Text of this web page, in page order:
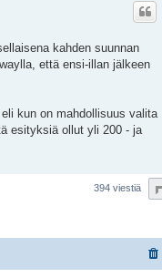
kahden suunnan
että ensi-illan jälkeen
kun on mahdollisuus valita
esityksiä ollut yli 200 - ja
394 viestiä